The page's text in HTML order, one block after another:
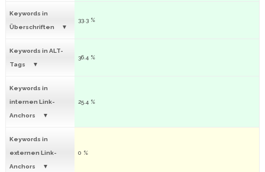
Keywords in
Überschriften
33.3 %
Keywords in ALT-
Tags
36.4 %
Keywords in
internen Link-
Anchors
25.4 %
Keywords in
externen Link-
Anchors
0 %